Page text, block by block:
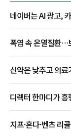
네이버는 AI 광고,
폭염 속 온열질환…
신약은 낮추고 의
디렉터 한마디가
지프·혼다·벤츠 리